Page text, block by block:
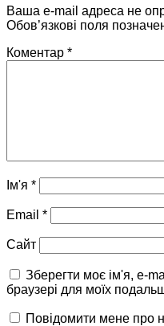
Ваша e-mail адреса не
Обов’язкові поля
Коментар *
Ім'я *
Email *
Сайт
Зберегти моє ім'я, e-
браузері для моїх
Повідомити мене про